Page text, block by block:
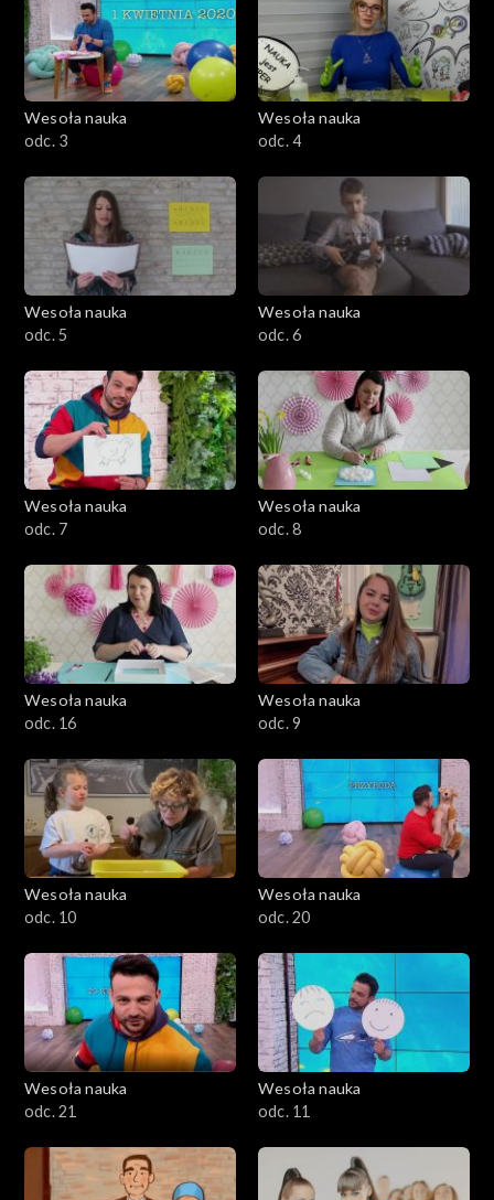
Wesoła nauka
odc. 3
Wesoła nauka
odc. 4
Wesoła nauka
odc. 5
Wesoła nauka
odc. 6
Wesoła nauka
odc. 7
Wesoła nauka
odc. 8
Wesoła nauka
odc. 16
Wesoła nauka
odc. 9
Wesoła nauka
odc. 10
Wesoła nauka
odc. 20
Wesoła nauka
odc. 21
Wesoła nauka
odc. 11